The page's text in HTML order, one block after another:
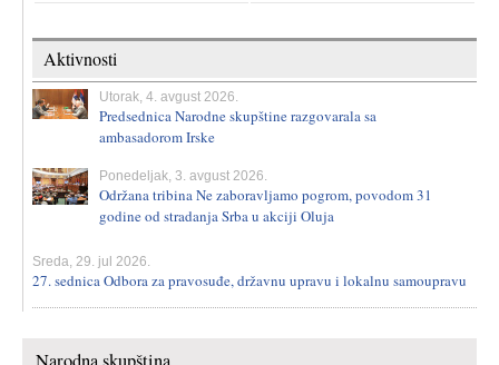
Aktivnosti
Utorak, 4. avgust 2026.
Predsednica Narodne skupštine razgovarala sa
ambasadorom Irske
Ponedeljak, 3. avgust 2026.
Održana tribina Ne zaboravljamo pogrom, povodom 31
godine od stradanja Srba u akciji Oluja
Sreda, 29. jul 2026.
27. sednica Odbora za pravosuđe, državnu upravu i lokalnu samoupravu